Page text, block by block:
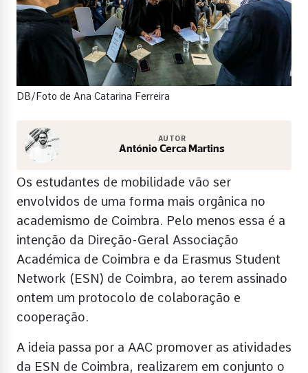
DB/Foto de Ana Catarina Ferreira
AUTOR
António Cerca Martins
Os estudantes de mobilidade vão ser
envolvidos de uma forma mais orgânica no
academismo de Coimbra. Pelo menos essa é a
intenção da Direção-Geral Associação
Académica de Coimbra e da Erasmus Student
Network (ESN) de Coimbra, ao terem assinado
ontem um protocolo de colaboração e
cooperação.
A ideia passa por a AAC promover as atividades
da ESN de Coimbra, realizarem em conjunto o